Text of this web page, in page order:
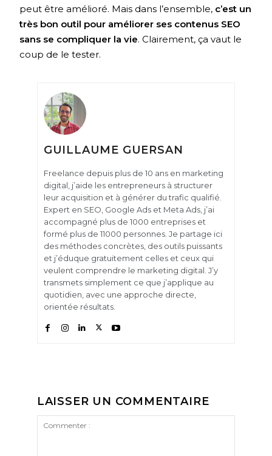
peut être amélioré. Mais dans l’ensemble, c’est un
très bon outil pour améliorer ses contenus SEO
sans se compliquer la vie. Clairement, ça vaut le
coup de le tester.
GUILLAUME GUERSAN
Freelance depuis plus de 10 ans en marketing
digital, j’aide les entrepreneurs à structurer
leur acquisition et à générer du trafic qualifié.
Expert en SEO, Google Ads et Meta Ads, j’ai
accompagné plus de 1000 entreprises et
formé plus de 11000 personnes. Je partage ici
des méthodes concrètes, des outils puissants
et j’éduque gratuitement celles et ceux qui
veulent comprendre le marketing digital. J’y
transmets simplement ce que j’applique au
quotidien, avec une approche directe,
orientée résultats.
LAISSER UN COMMENTAIRE